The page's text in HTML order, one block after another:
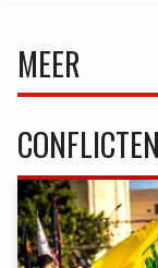
MEER
CONFLICTEN